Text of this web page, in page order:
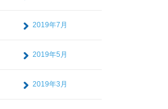
2019年7月
2019年5月
2019年3月